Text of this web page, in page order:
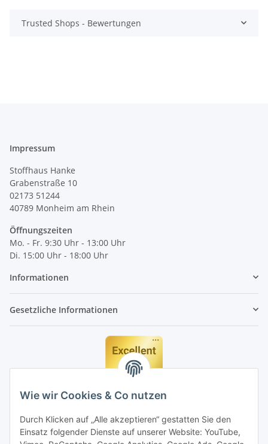
Wie wir Cookies & Co nutzen
Durch Klicken auf „Alle akzeptieren“ gestatten Sie den
Einsatz folgender Dienste auf unserer Website: YouTube,
Trusted Shops - Bewertungen
Impressum
Stoffhaus Hanke
Grabenstraße 10
02173 51244
40789 Monheim am Rhein
Öffnungszeiten
Mo. - Fr. 9:30 Uhr - 13:00 Uhr
Di. 15:00 Uhr - 18:00 Uhr
Informationen
Gesetzliche Informationen